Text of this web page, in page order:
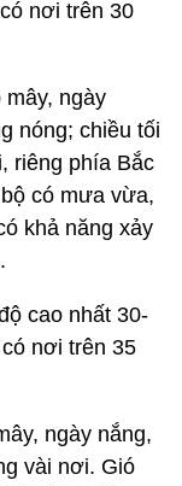
nơi trên 30
mây, ngày
nóng; chiều tối
riêng phía Bắc
có mưa vừa,
khả năng xảy
cao nhất 30-
nơi trên 35
ngày nắng,
vài nơi. Gió